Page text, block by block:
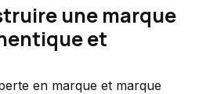
une marque
et
en marque et marque